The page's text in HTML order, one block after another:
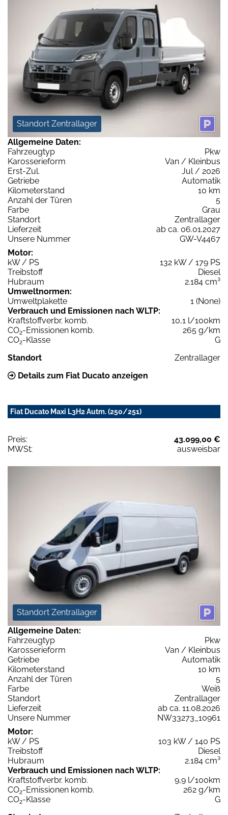
Standort Zentrallager
Allgemeine Daten:
Fahrzeugtyp
Pkw
Karosserieform
Van / Kleinbus
Erst-Zul.
Jul / 2026
Getriebe
Automatik
Kilometerstand
10 km
Anzahl der Türen
5
Farbe
Grau
Standort
Zentrallager
Lieferzeit
ab ca. 06.01.2027
Unsere Nummer
GW-V4467
Motor:
kW / PS
132 kW / 179 PS
Treibstoff
Diesel
Hubraum
2.184 cm³
Umweltnormen:
Umweltplakette
1 (None)
Verbrauch und Emissionen nach WLTP:
Kraftstoffverbr. komb.
10,1 l/100km
CO2-Emissionen komb.
265 g/km
CO2-Klasse
G
Standort
Zentrallager
Details zum Fiat Ducato anzeigen
Fiat Ducato Maxi L3H2 Autm. (250/251)
Preis:
43.099,00 €
MWSt:
ausweisbar
Standort Zentrallager
Allgemeine Daten:
Fahrzeugtyp
Pkw
Karosserieform
Van / Kleinbus
Getriebe
Automatik
Kilometerstand
10 km
Anzahl der Türen
5
Farbe
Weiß
Standort
Zentrallager
Lieferzeit
ab ca. 11.08.2026
Unsere Nummer
NW33273_10961
Motor:
kW / PS
103 kW / 140 PS
Treibstoff
Diesel
Hubraum
2.184 cm³
Verbrauch und Emissionen nach WLTP:
Kraftstoffverbr. komb.
9,9 l/100km
CO2-Emissionen komb.
262 g/km
CO2-Klasse
G